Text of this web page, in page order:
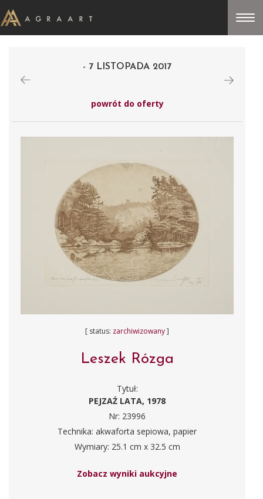
- 7 LISTOPADA 2017
powrót do oferty
[ status: zarchiwizowany]
Leszek Rózga
Tytuł:
PEJZAŻ LATA, 1978
Nr: 23996
Technika: akwaforta sepiowa, papier
Wymiary: 25.1 cm x 32.5 cm
Zobacz wyniki aukcyjne